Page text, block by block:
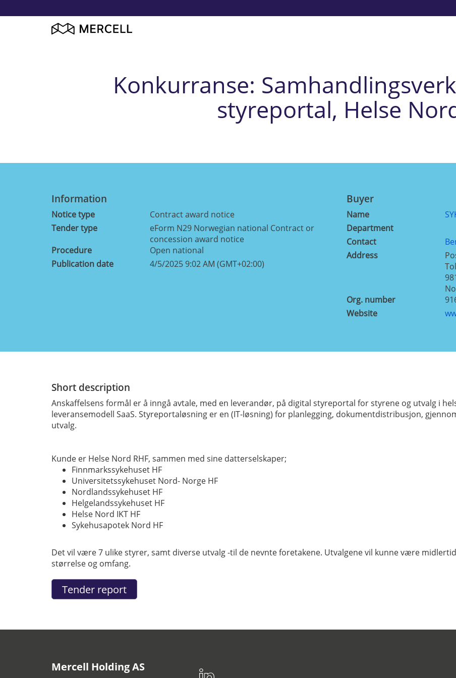
Konkurranse:
styreportal, Helse
Information
Notice type
Contract award notice
Tender type
eForm N29 Norwegian national Contract or
concession award notice
Procedure
Open national
Publication date
4/5/2025 9:02 AM (GMT+02:00)
Buyer
Name
Department
Contact
Address
Org. number
Website
Short description
Anskaffelsens formål er å inngå avtale, med en leverandør, på digital styreportal for styrene og utvalg i
leveransemodell SaaS. Styreportaløsning er en (IT-løsning) for planlegging, dokumentdistribusjon,
utvalg.
Kunde er Helse Nord RHF, sammen med sine datterselskaper;
Finnmarkssykehuset HF
Universitetssykehuset Nord- Norge HF
Nordlandssykehuset HF
Helgelandssykehuset HF
Helse Nord IKT HF
Sykehusapotek Nord HF
Det vil være 7 ulike styrer, samt diverse utvalg -til de nevnte foretakene. Utvalgene vil kunne være
størrelse og omfang.
Mercell Holding AS